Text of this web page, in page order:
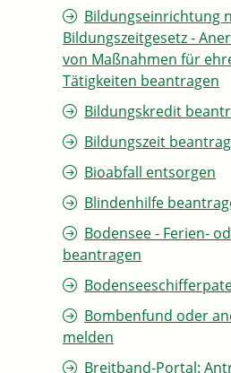
Bildungseinrichtung
Bildungszeitgesetz -
von Maßnahmen für
Tätigkeiten beantragen
Bildungskredit
Bildungszeit
Bioabfall entsorgen
Blindenhilfe
Bodensee - Ferien-
beantragen
Bombenfund oder
melden
Breitband-Portal: